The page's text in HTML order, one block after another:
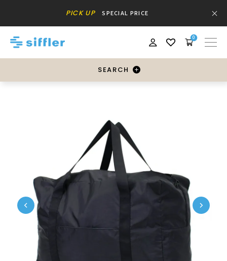
PICK UP SPECIAL PRICE
0
SEARCH